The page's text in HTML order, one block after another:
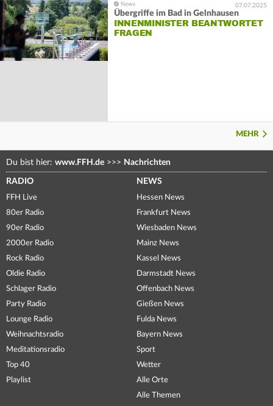
07.07.2025
Übergriffe im Bad in Gelnhausen
INNENMINISTER BEANTWORTET
FRAGEN
MEHR
Du bist hier: www.FFH.de >>> Nachrichten
RADIO
FFH Live
80er Radio
90er Radio
2000er Radio
Rock Radio
Oldie Radio
Schlager Radio
Party Radio
Lounge Radio
Weihnachtsradio
Meditationsradio
Top 40
Playlist
NEWS
Hessen News
Frankfurt News
Wiesbaden News
Mainz News
Kassel News
Darmstadt News
Offenbach News
Gießen News
Fulda News
Bayern News
Sport
Wetter
Alle Orte
Alle Themen